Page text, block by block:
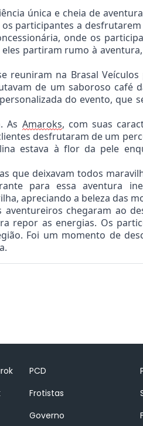
única e cheia de
participantes a
onde os
partiram rumo à
reuniram na Brasal
de um saboroso café
do evento, que
As Amaroks, com suas
desfrutaram de um
estava à flor da pele
que deixavam todos
para essa aventura
apreciando a beleza das
chegaram ao
repor as energias. Os
Foi um momento de
PCD
Frotistas
Governo